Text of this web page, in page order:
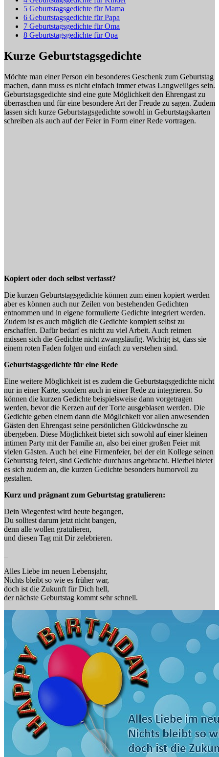
5 Geburtstagsgedichte für Mama
6 Geburtstagsgedichte für Papa
7 Geburtstagsgedichte für Oma
8 Geburtstagsgedichte für Opa
Kurze Geburtstagsgedichte
Möchte man einer Person ein besonderes Geschenk zum Geburtstag
machen, dann muss es nicht einfach immer etwas Langweiliges sein.
Geburtstagsgedichte sind eine gute Möglichkeit den Ehrengast zu
überraschen und für eine besondere Art der Freude zu sagen. Zudem
lassen sich kurze Geburtstagsgedichte sowohl in Geburtstagskarten
schreiben als auch auf der Feier in Form einer Rede vortragen.
Kopiert oder doch selbst verfasst?
Die kurzen Geburtstagsgedichte können zum einen kopiert werden
aber es können auch nur Zeilen von bestehenden Gedichten
entnommen und in eigene formulierte Gedichte integriert werden.
Zudem ist es auch möglich die Gedichte komplett selbst zu
erschaffen. Dafür bedarf es nicht zu viel Arbeit. Auch reimen
müssen sich die Gedichte nicht zwangsläufig. Wichtig ist, dass sie
einem roten Faden folgen und einfach zu verstehen sind.
Geburtstagsgedichte für eine Rede
Eine weitere Möglichkeit ist es zudem die Geburtstagsgedichte nicht
nur in einer Karte, sondern auch in einer Rede zu integrieren. So
können die kurzen Gedichte beispielsweise dann vorgetragen
werden, bevor die Kerzen auf der Torte ausgeblasen werden. Die
Gedichte geben einem dann die Möglichkeit vor allen anwesenden
Gästen den Ehrengast seine persönlichen Glückwünsche zu
übergeben. Diese Möglichkeit bietet sich sowohl auf einer kleinen
intimen Party mit der Familie an, also bei einer großen Feier mit
vielen Gästen. Auch bei eine Firmenfeier, bei der ein Kollege seinen
Geburtstag feiert, sind Gedichte durchaus angebracht. Hierbei bietet
es sich zudem an, die kurzen Gedichte besonders humorvoll zu
gestalten.
Kurz und prägnant zum Geburtstag gratulieren:
Dein Wiegenfest wird heute begangen,
Du solltest darum jetzt nicht bangen,
denn alle wollen gratulieren,
und diesen Tag mit Dir zelebrieren.
Alles Liebe im neuen Lebensjahr,
Nichts bleibt so wie es früher war,
doch ist die Zukunft für Dich hell,
der nächste Geburtstag kommt sehr schnell.